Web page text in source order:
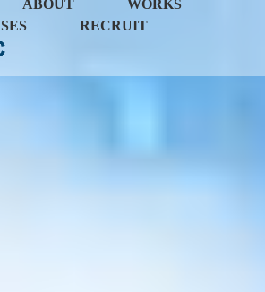
ABOUT
WORKS
SES
RECRUIT